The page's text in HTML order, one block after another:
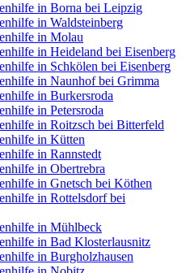
in Borna bei Leipzig
in Waldsteinberg
in Molau
in Heideland bei Eisenberg
in Schkölen bei Eisenberg
in Naunhof bei Grimma
in Burkersroda
in Petersroda
in Roitzsch bei Bitterfeld
in Kütten
in Rannstedt
in Obertrebra
in Gnetsch bei Köthen
in Rottelsdorf bei
in Mühlbeck
in Bad Klosterlausnitz
in Burgholzhausen